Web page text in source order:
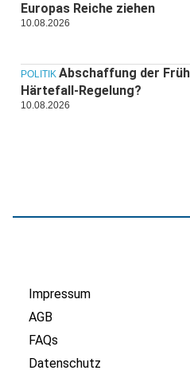
Europas Reiche ziehen
10.08.2026
POLITIK Abschaffung der
Härtefall-Regelung?
10.08.2026
Impressum
AGB
FAQs
Datenschutz